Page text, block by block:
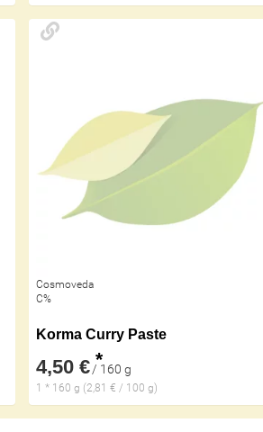
Cosmoveda
C%
Korma Curry Paste
4,50 €*
/ 160 g
1 * 160 g (2,81 € / 100 g)